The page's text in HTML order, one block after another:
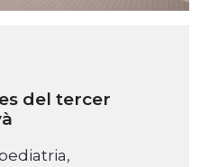
del tercer